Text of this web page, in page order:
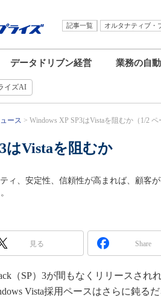
記事一覧 オルタナティブ・
データドリブン経営 業務の自
イズAI
ース Windows XP SP3はVistaを阻むか（1/2 ペ
はVistaを阻むか
ィ、安定性、信頼性が高まれば、顧客
見る Share
（SP）3が間もなくリリースされ
Vista採用ペースはさらに鈍る